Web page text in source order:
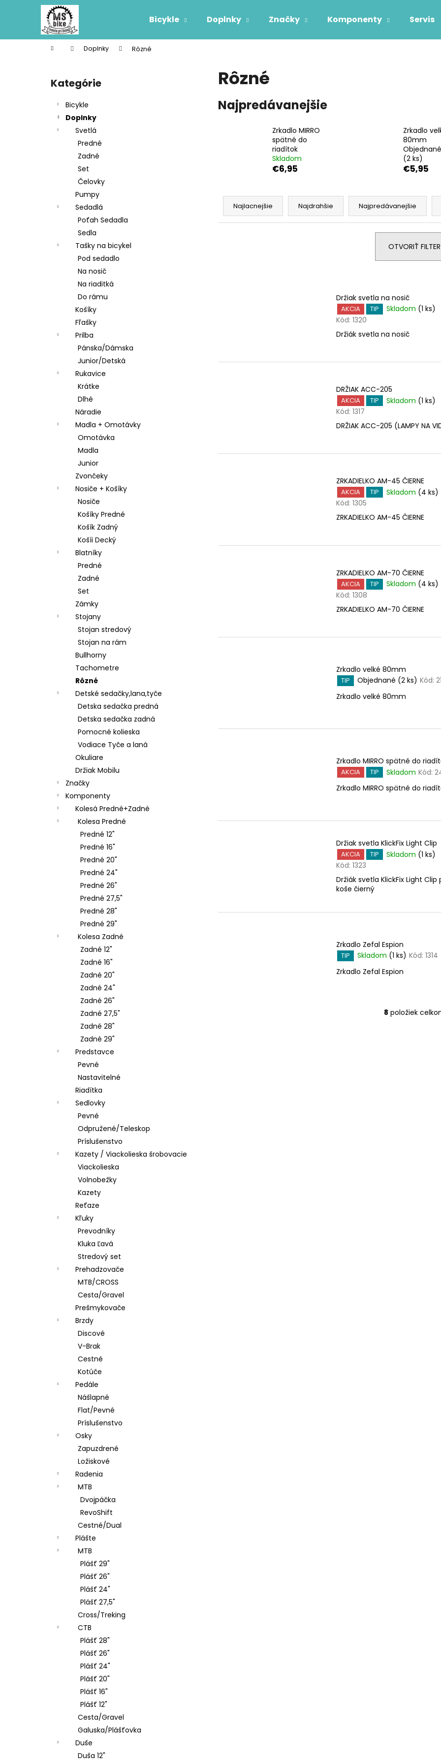
Bicykle Doplnky Značky Komponenty Servis
Domov Doplnky Rôzné
Preskočiť
kategórie
Kategórie
Bicykle
Doplnky
Svetlá
Predné
Zadné
Set
Čelovky
Pumpy
Sedadlá
Poťah Sedadla
Sedla
Tašky na bicykel
Pod sedadlo
Na nosič
Na riaditká
Do rámu
Košíky
Fľašky
Prilba
Pánska/Dámska
Junior/Detská
Rukavice
Krátke
Dlhé
Náradie
Madla + Omotávky
Omotávka
Madla
Junior
Zvončeky
Nosiče + Košíky
Nosiče
Košíky Predné
Košík Zadný
Košíi Decký
Blatníky
Predné
Zadné
Set
Zámky
Stojany
Stojan stredový
Stojan na rám
Bullhorny
Tachometre
Rôzné
Detské sedačky,lana,tyče
Detska sedačka predná
Detska sedačka zadná
Pomocné kolieska
Vodiace Tyče a laná
Okuliare
Držiak Mobilu
Značky
Komponenty
Kolesá Predné+Zadné
Kolesa Predné
Predné 12"
Predné 16"
Predné 20"
Predné 24"
Predné 26"
Predné 27,5"
Predné 28"
Predné 29"
Kolesa Zadné
Zadné 12"
Zadné 16"
Zadné 20"
Zadné 24"
Zadné 26"
Zadné 27,5"
Zadné 28"
Zadné 29"
Predstavce
Pevné
Nastavitelné
Riadítka
Sedlovky
Pevné
Odpružené/Teleskop
Príslušenstvo
Kazety / Viackolieska šrobovacie
Viackolieska
Volnobežky
Kazety
Reťaze
Kľuky
Prevodníky
Kluka Ľavá
Stredový set
Prehadzovače
MTB/CROSS
Cesta/Gravel
Prešmykovače
Brzdy
Discové
V-Brak
Cestné
Kotúče
Pedále
Nášlapné
Flat/Pevné
Príslušenstvo
Osky
Zapuzdrené
Ložiskové
Radenia
MTB
Dvojpáčka
RevoShift
Cestné/Dual
Plášte
MTB
Plášť 29"
Plášť 26"
Plášť 24"
Plášť 27,5"
Cross/Treking
CTB
Plášť 28"
Plášť 26"
Plášť 24"
Plášť 20"
Plášť 16"
Plášť 12"
Cesta/Gravel
Galuska/Plášťovka
Duše
Duša 12"
Rôzné
Najpredávanejšie
Zrkadlo MIRRO
spätné do
riadítok
Skladom
€6,95
Zrkadlo
80mm
Objednané
(2 ks)
€5,95
R
d
t
Najlacnejšie Najdrahšie Najpredávanejšie
OTVORIŤ FILTER
o
Držiak svetla na nosič
AKCIA TIP Skladom (1 ks)
Kód: 1320
Držiák svetla na nosič
DRŽIAK ACC-205
AKCIA TIP Skladom (1 ks)
Kód: 1317
DRŽIAK ACC-205 (LAMPY NA
ZRKADIELKO AM-45 ČIERNE
AKCIA TIP Skladom (4 ks)
Kód: 1305
ZRKADIELKO AM-45 ČIERNE
ZRKADIELKO AM-70 ČIERNE
AKCIA TIP Skladom (4 ks)
Kód: 1308
ZRKADIELKO AM-70 ČIERNE
Zrkadlo velké 80mm
TIP Objednané (2 ks) Kód:
Zrkadlo velké 80mm
Zrkadlo MIRRO spätné do
AKCIA TIP Skladom Kód:
Zrkadlo MIRRO spätné do
Držiak svetla KlickFix Light Clip
AKCIA TIP Skladom (1 ks)
Kód: 1323
Držiák svetla KlickFix Light Clip
koše čierný
Zrkadlo Zefal Espion
TIP Skladom (1 ks) Kód: 1314
Zrkadlo Zefal Espion
O
8 položiek
í
Späť
do
Späť
do
Odporúčame
STRED TY501
€28,95
KAZETA HG41 7
REŤAZ HG40
€17,95